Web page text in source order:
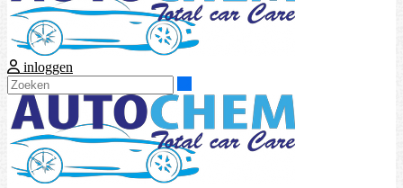
inloggen